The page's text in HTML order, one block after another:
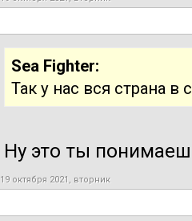
Sea Fighter:
Так у нас вся страна
Ну это ты
19 октября 2021, вторник